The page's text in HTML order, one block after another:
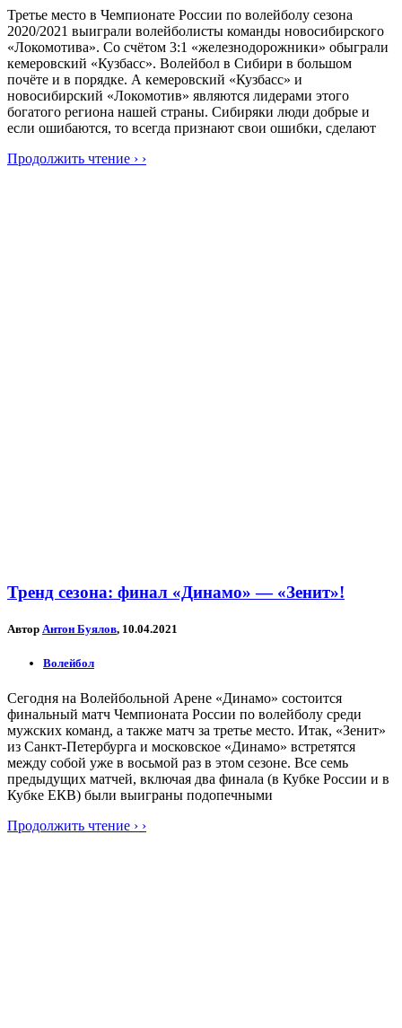
Третье место в Чемпионате России по волейболу сезона
2020/2021 выиграли волейболисты команды новосибирского
«Локомотива». Со счётом 3:1 «железнодорожники» обыграли
кемеровский «Кузбасс». Волейбол в Сибири в большом
почёте и в порядке. А кемеровский «Кузбасс» и
новосибирский «Локомотив» являются лидерами этого
богатого региона нашей страны. Сибиряки люди добрые и
если ошибаются, то всегда признают свои ошибки, сделают
Продолжить чтение › ›
Тренд сезона: финал «Динамо» — «Зенит»!
Автор Антон Буялов, 10.04.2021
Волейбол
Сегодня на Волейбольной Арене «Динамо» состоится
финальный матч Чемпионата России по волейболу среди
мужских команд, а также матч за третье место. Итак, «Зенит»
из Санкт-Петербурга и московское «Динамо» встретятся
между собой уже в восьмой раз в этом сезоне. Все семь
предыдущих матчей, включая два финала (в Кубке России и в
Кубке ЕКВ) были выиграны подопечными
Продолжить чтение › ›